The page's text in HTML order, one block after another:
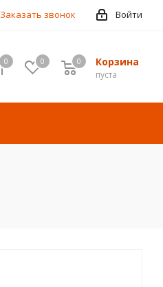
Войти
Заказать звонок
0 0 Корзина
пуста
0